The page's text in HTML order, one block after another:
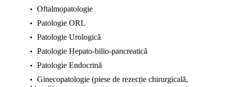
Oftalmopatologie
Patologie ORL
Patologie Urologică
Patologie Hepato-bilio-pancreatică
Patologie Endocrină
Ginecopatologie (piese de rezecție chirurgicală,